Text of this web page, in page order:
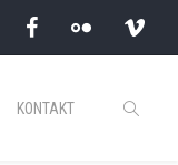
KONTAKT